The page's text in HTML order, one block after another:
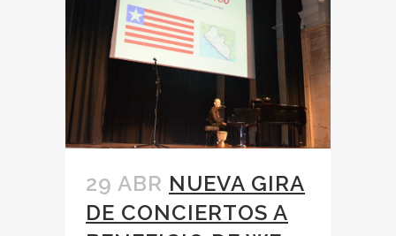
29 ABR NUEVA GIRA
DE CONCIERTOS A